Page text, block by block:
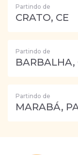
Partindo de
CRATO, CE
Partindo de
BARBALHA,
Partindo de
MARABÁ,